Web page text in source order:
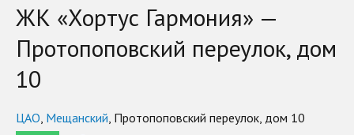
ЖК «Хортус Гармония» —
Протопоповский переулок, дом
10
ЦАО Мещанский , Протопоповский переулок, дом 10